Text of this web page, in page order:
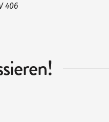
406